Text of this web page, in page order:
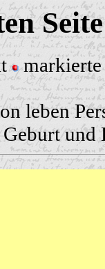
markierte
leben
Geburt und